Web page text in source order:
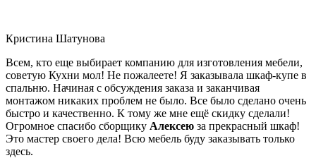
Кристина Шатунова
Всем, кто еще выбирает компанию для изготовления мебели,
советую Кухни мол! Не пожалеете! Я заказывала шкаф-купе в
спальню. Начиная с обсуждения заказа и заканчивая
монтажом никаких проблем не было. Все было сделано очень
быстро и качественно. К тому же мне ещё скидку сделали!
Огромное спасибо сборщику Алексею за прекрасный шкаф!
Это мастер своего дела! Всю мебель буду заказывать только
здесь.